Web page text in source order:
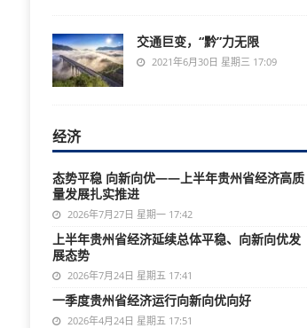
交通巨变，“黔”力无限
2021年6月30日 星期三 17:09
经济
态势平稳 向新向优——上半年贵州省经济高质
量发展扎实推进
2026年7月27日 星期一 17:42
上半年贵州省经济延续总体平稳、向新向优发
展态势
2026年7月24日 星期五 17:41
一季度贵州省经济运行向新向优向好
2026年4月24日 星期五 17:51